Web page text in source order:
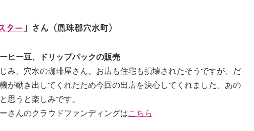
ター 」さん（鳳珠郡穴水町）
ヒー豆、ドリップパックの販売
み、穴水の珈琲屋さん。お店も住宅も損壊されたそうですが、だ
が動き出してくれたため今回の出店を決心してくれました。あの
思うと楽しみです。
さんのクラウドファンディングはこちら